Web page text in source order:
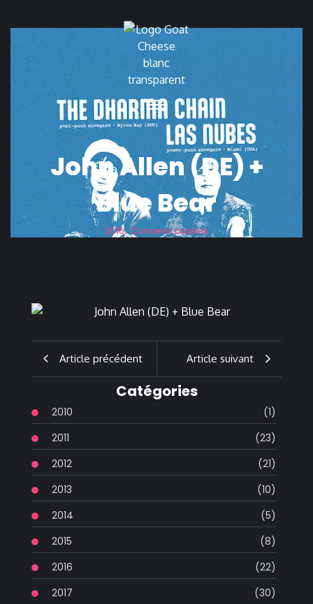
John Allen (DE) +
Blue Bear
2016, Concerts passés
Article précédent Article suivant
Catégories
2010
(1)
2011
(23)
2012
(21)
2013
(10)
2014
(5)
2015
(8)
2016
(22)
2017
(30)